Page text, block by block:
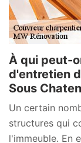
À qui peut-
d'entretien
Sous
Un certain
structures qui
l'immeuble. En